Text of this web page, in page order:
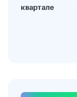
квартале